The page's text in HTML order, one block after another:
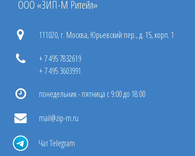
ООО «ЗИП-М Ритейл»
111020, г. Москва, Юрьевский пер., д. 15, корп. 1
+ 7 495 7832619
+ 7 495 3603991
понедельник - пятница с 9:00 до 18:00
mail@zip-m.ru
Чат Telegram